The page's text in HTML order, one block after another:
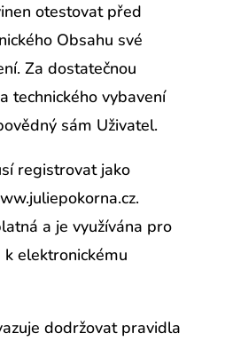
otestovat před
Obsahu své
Za dostatečnou
technického vybavení
sám Uživatel.
registrovat jako
a je využívána pro
elektronickému
dodržovat pravidla